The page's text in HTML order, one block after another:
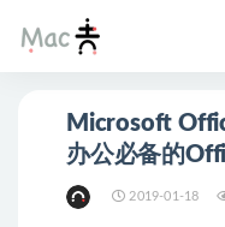
Microsoft
办公必备的
2019-01-18